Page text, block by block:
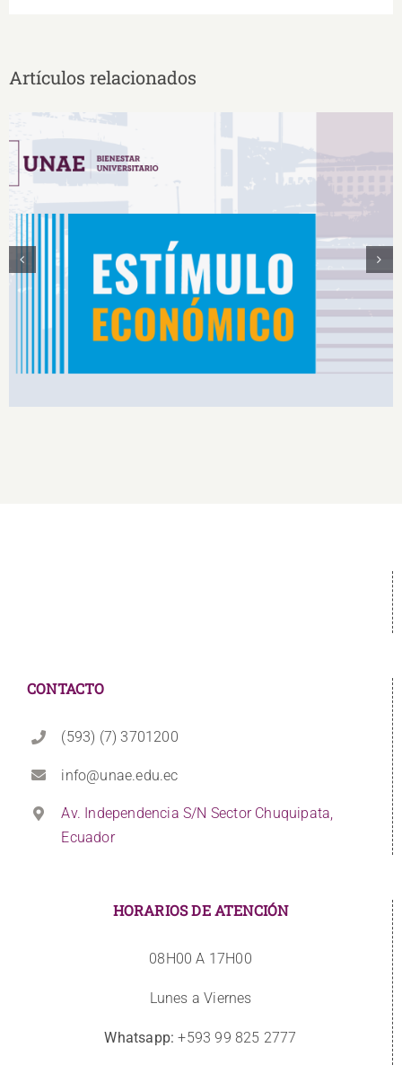
Artículos relacionados
Estímulos Económicos para Deportistas de Alto
Rendimiento IS2026
CONTACTO
(593) (7) 3701200
info@unae.edu.ec
Av. Independencia S/N Sector Chuquipata,
Ecuador
HORARIOS DE ATENCIÓN
08H00 A 17H00
Lunes a Viernes
Whatsapp: +593 99 825 2777